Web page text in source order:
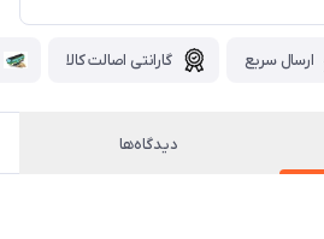
ارسال سریع گارانتی اصالت کالا
دیدگاه‌ها